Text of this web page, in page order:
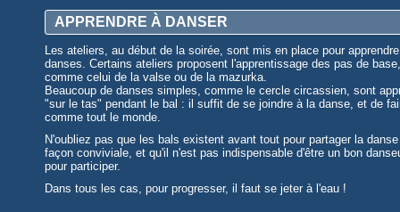
APPRENDRE À DANSER
Les ateliers, au début de la soirée, sont mis en place pour
danses. Certains ateliers proposent l'apprentissage des pas de base,
comme celui de la valse ou de la mazurka.
Beaucoup de danses simples, comme le cercle circassien, sont
"sur le tas" pendant le bal : il suffit de se joindre à la danse, et de
comme tout le monde.
N'oubliez pas que les bals existent avant tout pour partager la
façon conviviale, et qu'il n'est pas indispensable d'être un bon
pour participer.
Dans tous les cas, pour progresser, il faut se jeter à l'eau !